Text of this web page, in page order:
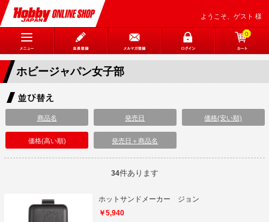
ようこそ、ゲスト 様
0
ホビージャパン女子部
商品名 発売日 価格(安い順)
価格(高い順) 発売日＋商品名
34件あります
ホットサンドメーカー ジョン
￥5,940